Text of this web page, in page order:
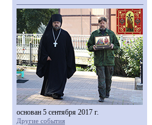
основан 5 сентября 2017 г.
Другие события